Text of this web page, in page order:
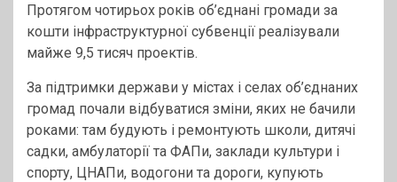
Протягом чотирьох років об’єднані громади за
кошти інфраструктурної субвенції реалізували
майже 9,5 тисяч проектів.
За підтримки держави у містах і селах об’єднаних
громад почали відбуватися зміни, яких не бачили
роками: там будують і ремонтують школи, дитячі
садки, амбулаторії та ФАПи, заклади культури і
спорту, ЦНАПи, водогони та дороги, купують